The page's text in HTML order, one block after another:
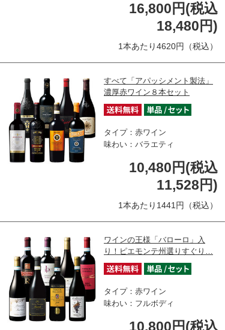
16,800円(税込
18,480円)
1本あたり4620円（税込）
すべて「アパッシメント製法」
濃厚赤ワイン８本セット
タイプ：赤ワイン
味わい：バラエティ
10,480円(税込
11,528円)
1本あたり1441円（税込）
ワインの王様「バローロ」入
り！ピエモンテ州選りすぐり…
タイプ：赤ワイン
味わい：フルボディ
10,800円(税込